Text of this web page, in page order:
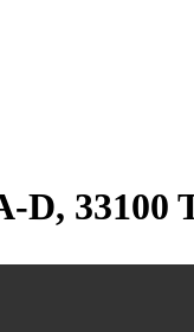
33100